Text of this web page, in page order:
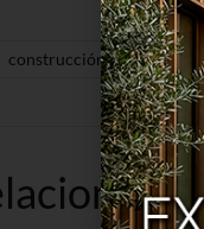
construcción extrual